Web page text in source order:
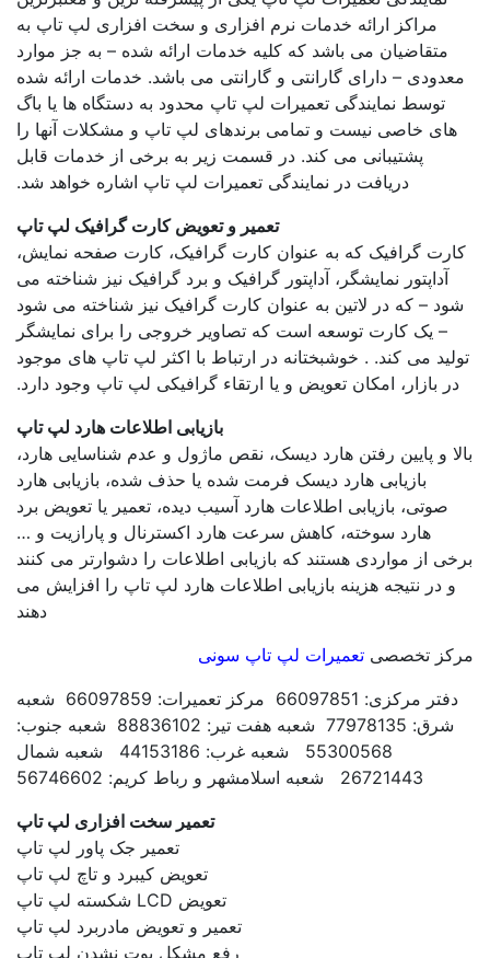
مراکز ارائه خدمات نرم افزاری و سخت افزاری لپ تاپ به
می باشد که کلیه خدمات ارائه شده – به جز موارد
– دارای گارانتی و گارانتی می باشد. خدمات ارائه شده
نمایندگی تعمیرات لپ تاپ محدود به دستگاه ها یا باگ
خاصی نیست و تمامی برندهای لپ تاپ و مشکلات آنها را
پشتیبانی می کند. در قسمت زیر به برخی از خدمات قابل
دریافت در نمایندگی تعمیرات لپ تاپ اشاره خواهد شد.
تعمیر و تعویض کارت گرافیک لپ تاپ
گرافیک که به عنوان کارت گرافیک، کارت صفحه نمایش،
نمایشگر، آداپتور گرافیک و برد گرافیک نیز شناخته می
– که در لاتین به عنوان کارت گرافیک نیز شناخته می شود
یک کارت توسعه است که تصاویر خروجی را برای نمایشگر
می کند. . خوشبختانه در ارتباط با اکثر لپ تاپ های موجود
امکان تعویض و یا ارتقاء گرافیکی لپ تاپ وجود دارد.
بازیابی اطلاعات هارد لپ تاپ
و پایین رفتن هارد دیسک، نقص ماژول و عدم شناسایی هارد،
بازیابی هارد دیسک فرمت شده یا حذف شده، بازیابی هارد
بازیابی اطلاعات هارد آسیب دیده، تعمیر یا تعویض برد
هارد سوخته، کاهش سرعت هارد اکسترنال و پارازیت و …
از مواردی هستند که بازیابی اطلاعات را دشوارتر می کنند
نتیجه هزینه بازیابی اطلاعات هارد لپ تاپ را افزایش می
تخصصیتعمیرات لپ تاپ سونی
دفتر مرکزی: 66097851 مرکز تعمیرات: 66097859 شعبه
شرق: 77978135 شعبه هفت تیر: 88836102 شعبه جنوب:
55300568 شعبه غرب: 44153186 شعبه شمال
26721443 شعبه اسلامشهر و رباط کریم: 56746602
تعمیر سخت افزاری لپ تاپ
تعمیر جک پاور لپ تاپ
تعویض کیبرد و تاچ لپ تاپ
تعویض LCD شکسته لپ تاپ
تعمیر و تعویض مادربرد لپ تاپ
رفع مشکل بوت نشدن لپ تاپ